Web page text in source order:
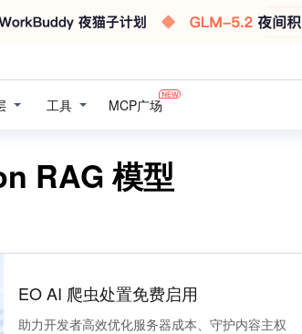
工具 MCP广场
RAG 模型
EO AI 爬虫处置免费启用
助力开发者高效优化服务器成本、守护内容主权